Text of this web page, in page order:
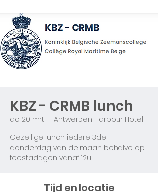
KBZ - CRMB lunch
do 20 mrt
Antwerpen Harbour Hotel
Gezellige lunch iedere 3de
donderdag van de maan behalve op
feestadagen vanaf 12u.
Tijd en locatie